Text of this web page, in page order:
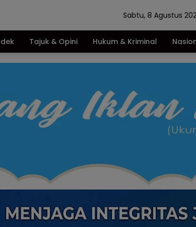
Sabtu, 8 Agustus
Tajuk & Opini Hukum & Kriminal